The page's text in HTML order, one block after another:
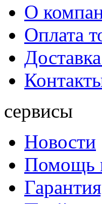
О
Оплата
сервисы
Новости
Помощь